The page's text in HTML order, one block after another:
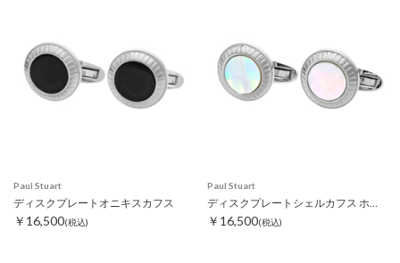
Paul Stuart
ディスクプレートオニキスカフス
￥16,500(税込)
Paul Stuart
ディスクプレートシェルカフス ホワイト
￥16,500(税込)